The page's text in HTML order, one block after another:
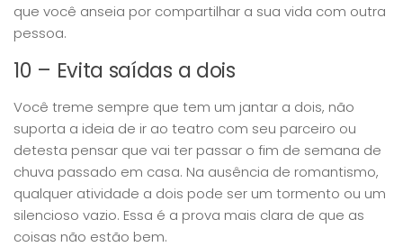
que você anseia por compartilhar a sua vida com outra
pessoa.
10 – Evita saídas a dois
Você treme sempre que tem um jantar a dois, não
suporta a ideia de ir ao teatro com seu parceiro ou
detesta pensar que vai ter passar o fim de semana de
chuva passado em casa. Na ausência de romantismo,
qualquer atividade a dois pode ser um tormento ou um
silencioso vazio. Essa é a prova mais clara de que as
coisas não estão bem.